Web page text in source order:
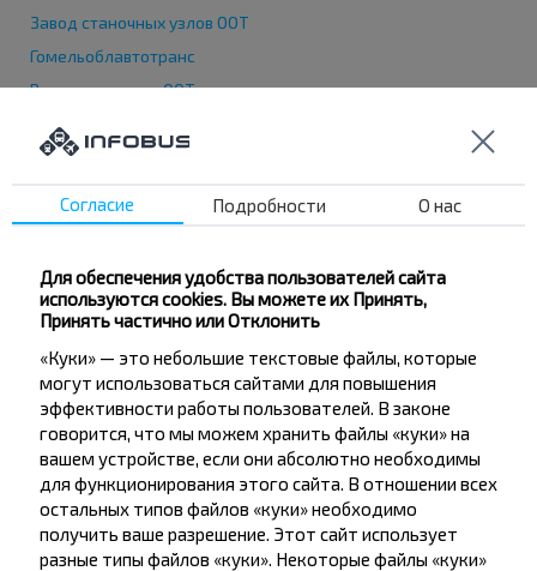
Завод станочных узлов ООТ
Гомельоблавтотранс
Владимирова ул ООТ
Гипермаркет
Медицинская ул.
Станкогомель ООТ
ЭТЗ ООТ
Костюковка
Гомель АВ
Институт "Гомельпроект"
Университет
Тимофеенко ул.
Каменщикова ул.
Электроаппаратура
Согласие Подробности О нас
Для обеспечения удобства пользователей сайта
используются cookies. Вы можете их Принять,
Принять частично или Отклонить
«Куки» — это небольшие текстовые файлы, которые
могут использоваться сайтами для повышения
эффективности работы пользователей. В законе
говорится, что мы можем хранить файлы «куки» на
вашем устройстве, если они абсолютно необходимы
для функционирования этого сайта. В отношении всех
остальных типов файлов «куки» необходимо
получить ваше разрешение. Этот сайт использует
разные типы файлов «куки». Некоторые файлы «куки»